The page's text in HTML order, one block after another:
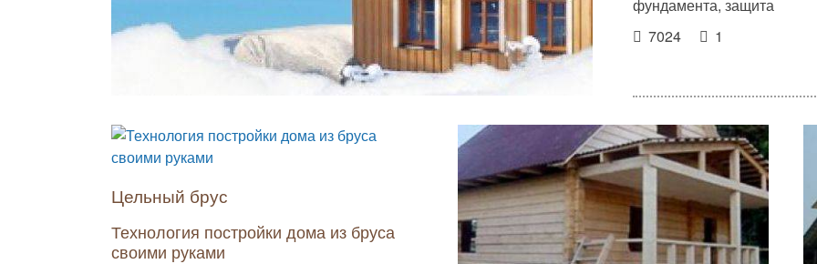
фундамента, защита
7024
1
Цельный брус
Технология постройки дома из бруса
своими руками